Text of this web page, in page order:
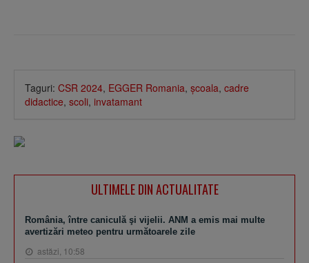
Taguri: CSR 2024, EGGER Romania, şcoala, cadre
didactice, scoli, invatamant
ULTIMELE DIN ACTUALITATE
România, între caniculă şi vijelii. ANM a emis mai multe
avertizări meteo pentru următoarele zile
astăzi, 10:58